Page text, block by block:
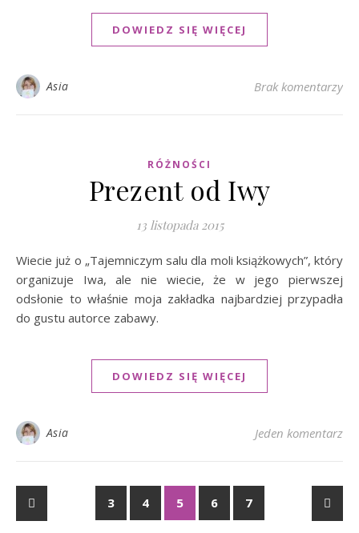
DOWIEDZ SIĘ WIĘCEJ
Asia Brak komentarzy
RÓŻNOŚCI
Prezent od Iwy
13 listopada 2015
Wiecie już o „Tajemniczym salu dla moli książkowych”, który
organizuje Iwa, ale nie wiecie, że w jego pierwszej
odsłonie to właśnie moja zakładka najbardziej przypadła
do gustu autorce zabawy.
DOWIEDZ SIĘ WIĘCEJ
Asia Jeden komentarz
3 4 5 6 7